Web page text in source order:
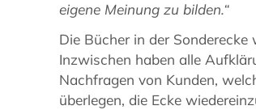
eigene Meinung zu bilden.“
Die Bücher in der
Inzwischen haben alle
Nachfragen von Kunden,
überlegen, die Ecke